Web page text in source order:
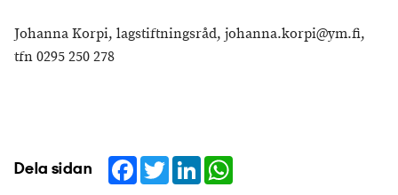
Johanna Korpi, lagstiftningsråd, johanna.korpi@ym.fi,
tfn 0295 250 278
Dela sidan Facebook
TwitterLinkedIn